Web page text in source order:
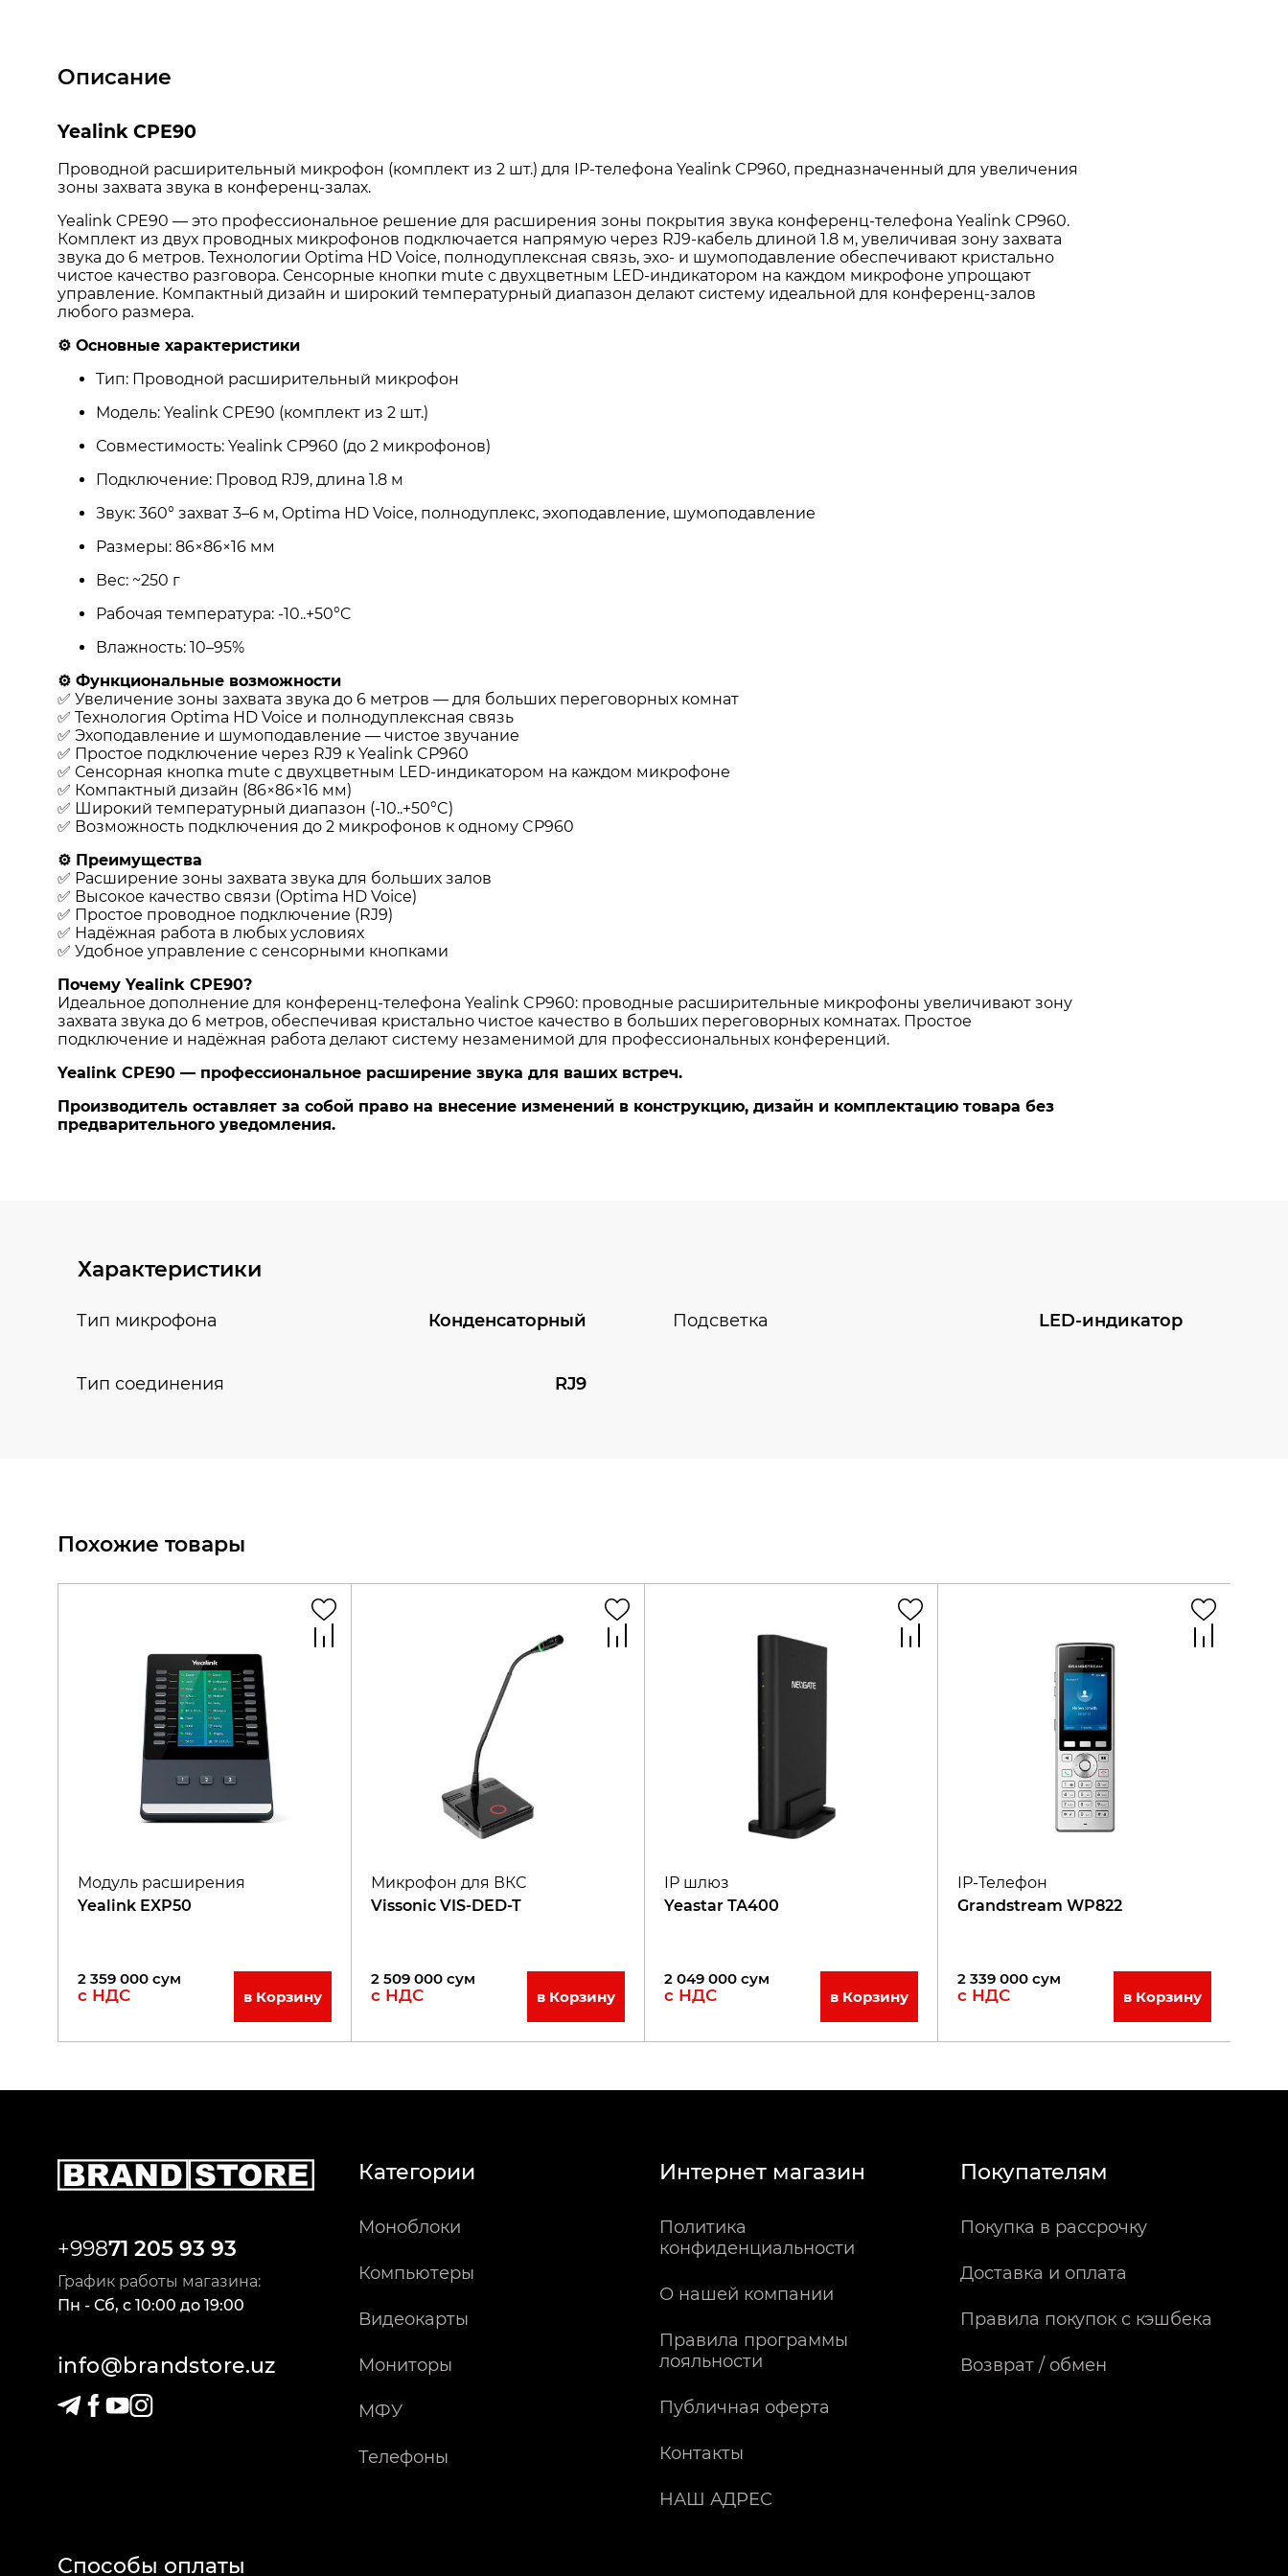
Описание
Характеристики
Тип микрофона Конденсаторный Подсветка LED-индикатор
Тип соединения RJ9
Похожие товары
Модуль расширения
Yealink EXP50
2 359 000 сум
с НДС в Корзину
Микрофон для ВКС
Vissonic VIS-DED-T
2 509 000 сум
с НДС в Корзину
IP шлюз
Yeastar ТА400
2 049 000 сум
с НДС в Корзину
IP-Телефон
Grandstream WP822
2 339 000 сум
с НДС в Корзину
+99871 205 93 93
График работы магазина:
Пн - Сб, c 10:00 до 19:00
info@brandstore.uz
Категории
Моноблоки
Компьютеры
Видеокарты
Мониторы
МФУ
Телефоны
Интернет магазин
Политика
конфиденциальности
О нашей компании
Правила программы
лояльности
Публичная оферта
Контакты
НАШ АДРЕС
Покупателям
Покупка в рассрочку
Доставка и оплата
Правила покупок с кэшбека
Возврат / обмен
Способы оплаты